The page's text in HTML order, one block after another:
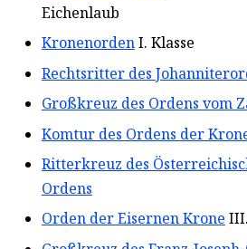
Eichenlaub
KronenordenI. Klasse
Rechtsritter des
Großkreuz des Ordens vom
Komtur des Ordens der
Ritterkreuz des
Ordens
Orden der Eisernen Krone